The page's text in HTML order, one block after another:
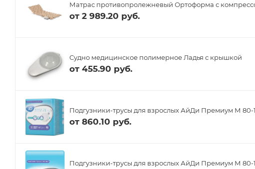
Матрас противопролежневый Ортоформа с
от 2 989.20 руб.
Судно медицинское полимерное Ладья с крышкой
от 455.90 руб.
Подгузники-трусы для взрослых АйДи Премиум М 80-
от 860.10 руб.
Подгузники-трусы для взрослых АйДи Премиум М